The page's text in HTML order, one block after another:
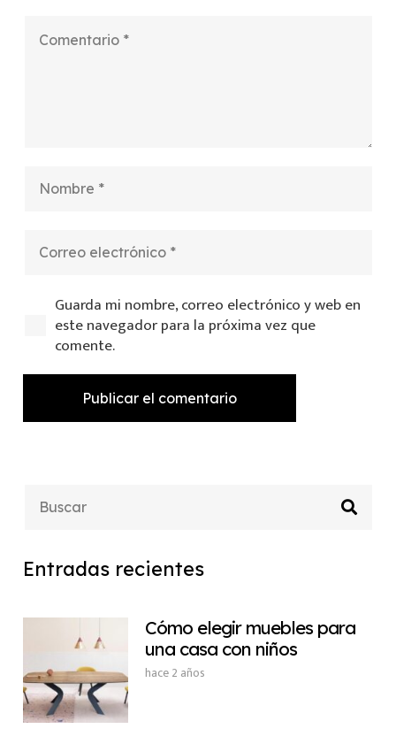
Guarda mi nombre, correo electrónico y web en
este navegador para la próxima vez que
comente.
Publicar el comentario
Entradas recientes
Cómo elegir muebles para
una casa con niños
hace 2 años